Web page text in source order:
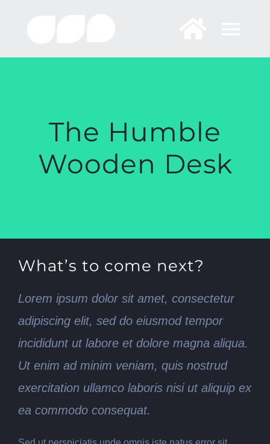
The Humble
Wooden Desk
What’s to come next?
Lorem ipsum dolor sit amet, consectetur
adipiscing elit, sed do eiusmod tempor
incididunt ut labore et dolore magna aliqua.
Ut enim ad minim veniam, quis nostrud
exercitation ullamco laboris nisi ut aliquip ex
ea commodo consequat.